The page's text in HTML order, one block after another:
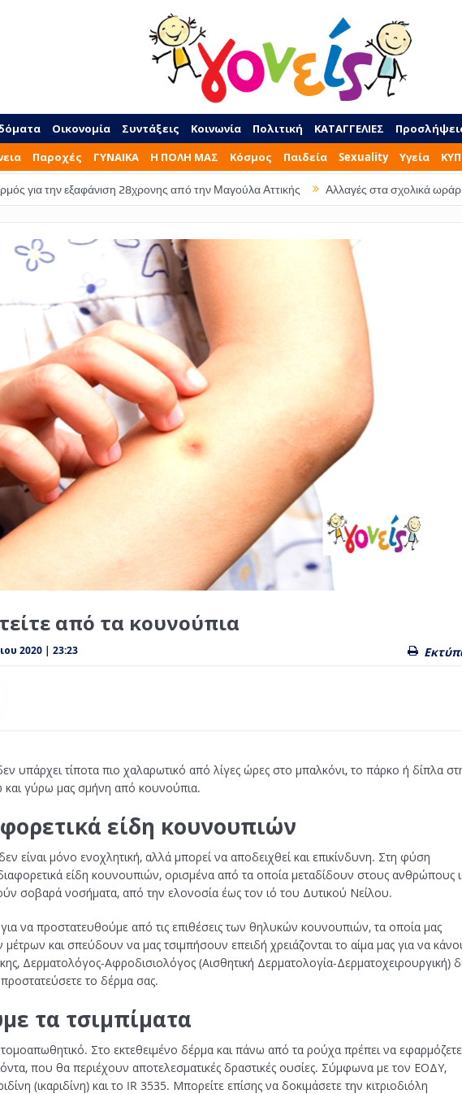
Οικονομία Συντάξεις Κοινωνία Πολιτική ΚΑΤΑΓΓΕΛΙΕΣ
Παροχές ΓΥΝΑΙΚΑ Η ΠΟΛΗ ΜΑΣ Κόσμος Παιδεία Sexuality Υγεία
28χρονης από την Μαγούλα Αττικής Αλλαγές στα σχολικά ωράρια – Τι ώρα θα
από τα κουνούπια
2020 | 23:23
υπάρχει τίποτα πιο χαλαρωτικό από λίγες ώρες στο μπαλκόνι, το πάρκο ή δίπλα
γύρω μας σμήνη από κουνούπια.
είδη κουνουπιών
είναι μόνο ενοχλητική, αλλά μπορεί να αποδειχθεί και επικίνδυνη. Στη φύση
είδη κουνουπιών, ορισμένα από τα οποία μεταδίδουν στους ανθρώπους
σοβαρά νοσήματα, από την ελονοσία έως τον ιό του Δυτικού Νείλου.
να προστατευθούμε από τις επιθέσεις των θηλυκών κουνουπιών, τα οποία μας
και σπεύδουν να μας τσιμπήσουν επειδή χρειάζονται το αίμα μας για να
Δερματολόγος-Αφροδισιολόγος (Αισθητική Δερματολογία-Δερματοχειρουργική)
το δέρμα σας.
τα τσιμπίματα
Στο εκτεθειμένο δέρμα και πάνω από τα ρούχα πρέπει να εφαρμόζετε
που θα περιέχουν αποτελεσματικές δραστικές ουσίες. Σύμφωνα με τον ΕΟΔΥ,
(ικαριδίνη) και το IR 3535. Μπορείτε επίσης να δοκιμάσετε την κιτριοδιόλη